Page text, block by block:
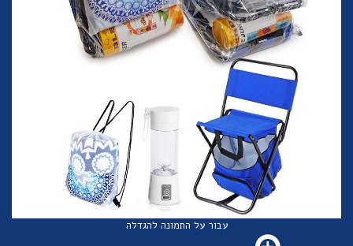
עבור על התמונה להגדלה